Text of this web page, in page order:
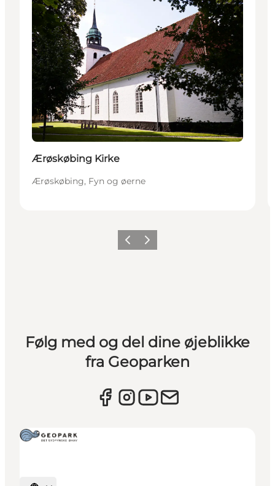
Ærøskøbing Kirke
Ærøskøbing, Fyn og øerne
ForrigeNæste
Følg med og del dine øjeblikke
fra Geoparken